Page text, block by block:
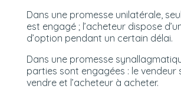
Dans une promesse unilatérale,
est engagé ; l’acheteur dispose
d’option pendant un certain délai.
Dans une promesse
parties sont engagées : le vendeur
vendre et l’acheteur à acheter.